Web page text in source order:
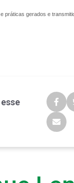
práticas gerados e